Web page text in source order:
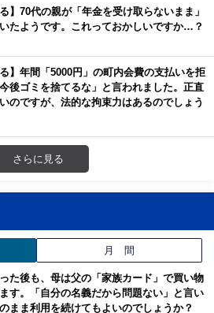
】70代の親が「年金を受け取らないまま」
たようです。これっておかしいですか…？
る】年間「5000円」の町内会費の支払いを拒
後ゴミを捨てるな」と言われました。正直
のですが、法的な拘束力はあるのでしょう
さらに見る
月 間
た後も、母は父の「家族カード」で買い物
す。「自分の名義だから問題ない」と言い
まま利用を続けてもよいのでしょうか？